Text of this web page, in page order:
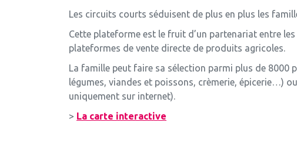
Les circuits courts séduisent de plus en plus les
Cette plateforme est le fruit d’un partenariat entre
plateformes de vente directe de produits agricoles.
La famille peut faire sa sélection parmi plus de
légumes, viandes et poissons, crèmerie, épicerie…)
uniquement sur internet).
> La carte interactive